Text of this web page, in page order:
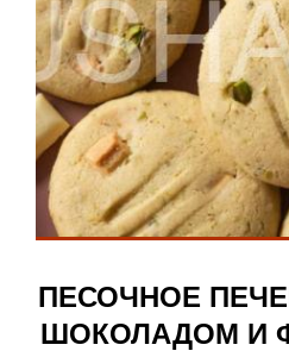
ПЕСОЧНОЕ
ШОКОЛАДОМ И